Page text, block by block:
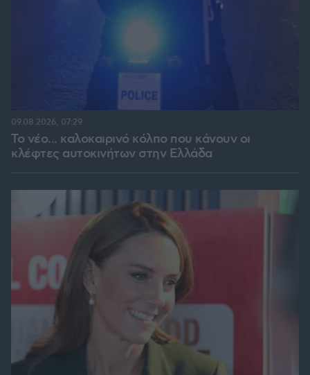
Το νέο... καλοκαιρινό κόλπο που κάνουν οι
κλέφτες αυτοκινήτων στην Ελλάδα
09.08.2026, 07:29